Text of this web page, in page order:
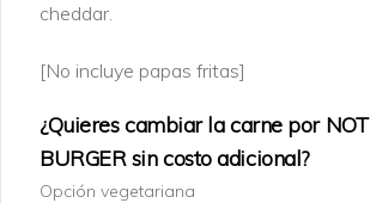
$1.800
cheddar.
[No incluye papas fritas]
¿Quieres cambiar la carne por NOT
BURGER sin costo adicional?
Opción vegetariana